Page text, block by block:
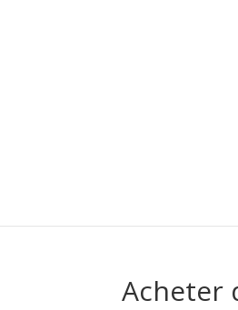
Acheter